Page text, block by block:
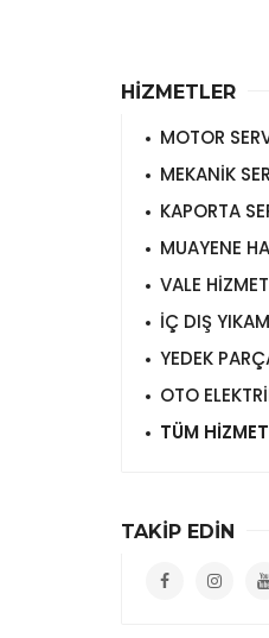
HİZMETLER
MOTOR
MEKANİK
KAPORTA
MUAYENE
VALE
İÇ DIŞ
YEDEK
OTO
TÜM
TAKİP EDİN